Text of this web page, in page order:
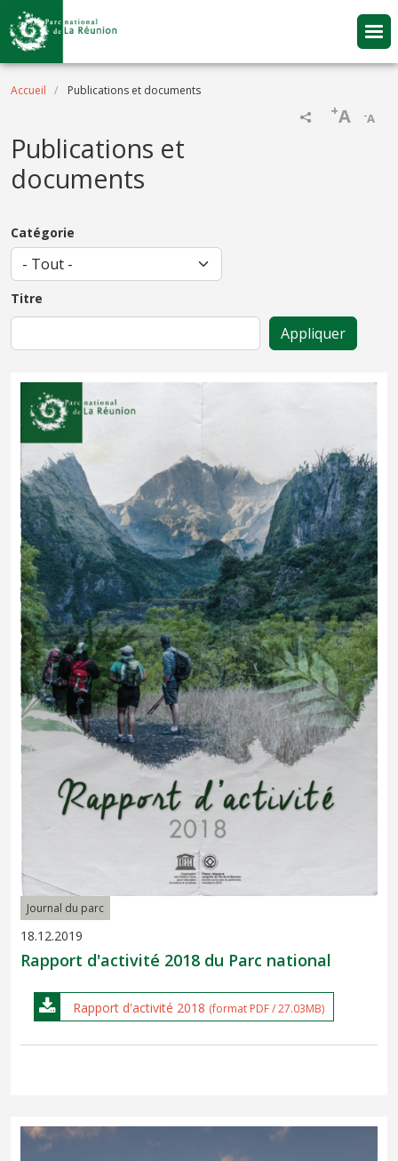
Aller au contenu principal
Fil d'Ariane
Accueil Publications et documents
-A
+A
Publications et
documents
Catégorie
Titre
Journal du parc
18.12.2019
Rapport d'activité 2018 du Parc national
Rapport d'activité 2018 (format PDF / 27.03MB)